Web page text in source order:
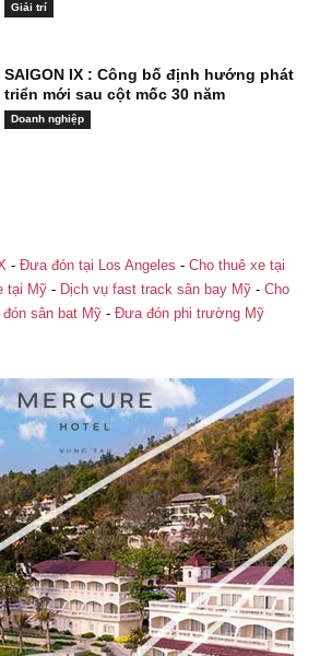
Giải trí
SAIGON IX : Công bố định hướng phát
triển mới sau cột mốc 30 năm
Doanh nghiệp
- Đưa đón tại Los Angeles - Cho thuê xe tại
tại Mỹ- Dịch vụ fast track sân bay Mỹ- Cho
sân bat Mỹ- Đưa đón phi trường Mỹ